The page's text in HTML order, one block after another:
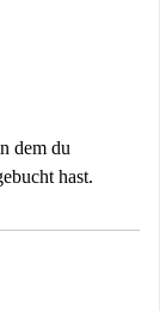
dem du
hast.